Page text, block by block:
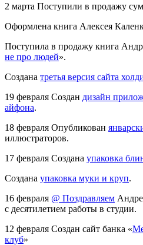
2 марта Поступили в продажу
Оформлена книга Алексея
Поступила в продажу книга
не про людей».
Создана третья версия сайта
19 февраля Создан дизайн
айфона.
18 февраля Опубликован
иллюстраторов.
17 февраля Создана упаковка
Создана упаковка муки и круп.
16 февраля @ Поздравляем
с десятилетием работы в студии.
12 февраля Создан сайт банка «
клуб»